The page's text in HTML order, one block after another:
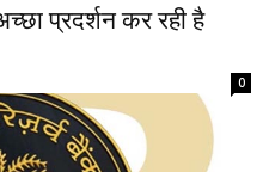
प्रदर्शन कर रही है
0